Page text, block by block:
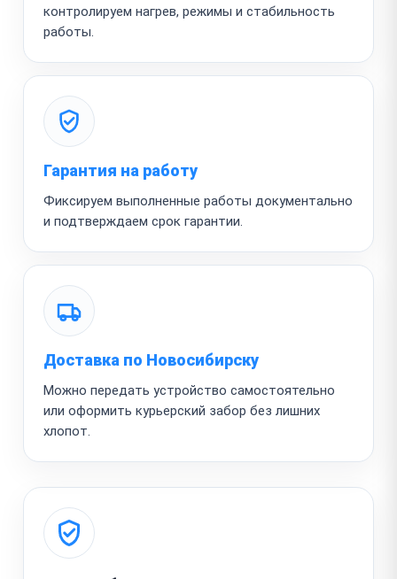
контролируем нагрев, режимы и стабильность
работы.
Гарантия на работу
Фиксируем выполненные работы документально
и подтверждаем срок гарантии.
Доставка по Новосибирску
Можно передать устройство самостоятельно
или оформить курьерский забор без лишних
хлопот.